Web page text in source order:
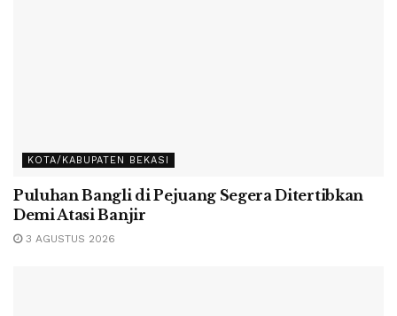
KOTA/KABUPATEN BEKASI
Puluhan Bangli di Pejuang Segera Ditertibkan
Demi Atasi Banjir
3 AGUSTUS 2026